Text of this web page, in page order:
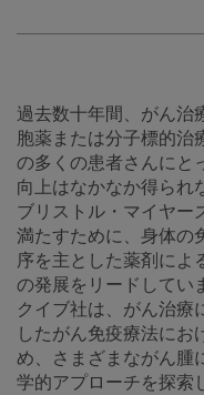
過去数十年間、がん治
胞薬または分子標的治
の多くの患者さんにと
向上はなかなか得られ
ブリストル・マイヤー
満たすために、身体の
序を主とした薬剤によ
の発展をリードしてい
クイブ社は、がん治療
したがん免疫療法にお
め、さまざまながん腫
学的アプローチを探索